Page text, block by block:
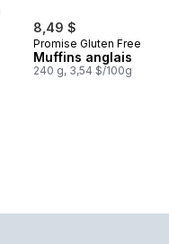
8,49 $
Promise Gluten Free
Muffins anglais
240 g, 3,54 $/100g